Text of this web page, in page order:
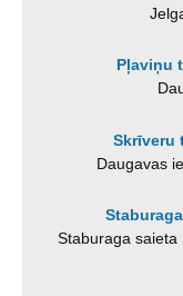
Pļaviņu
Skrīveru
Daugavas
Staburaga saieta